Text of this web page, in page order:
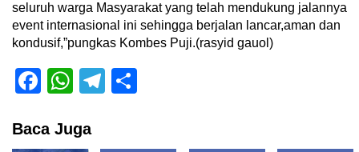
seluruh warga Masyarakat yang telah mendukung jalannya
event internasional ini sehingga berjalan lancar,aman dan
kondusif,”pungkas Kombes Puji.(rasyid gauol)
Facebook
WhatsApp
Telegram
Baca Juga